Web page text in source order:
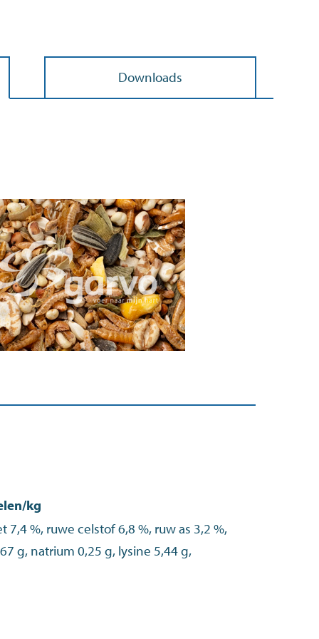
Downloads
kg
7,4 %, ruwe celstof 6,8 %, ruw as 3,2 %,
g, natrium 0,25 g, lysine 5,44 g,